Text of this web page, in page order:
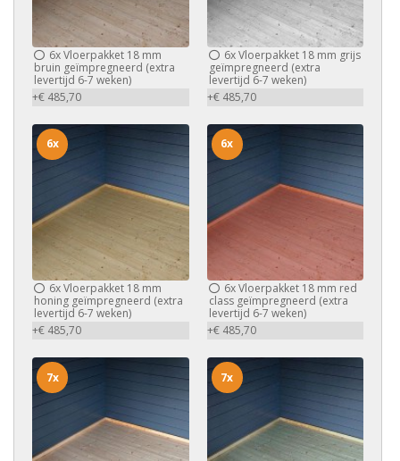
6xVloerpakket 18 mm
bruin geïmpregneerd (extra
levertijd 6-7 weken)
+€ 485,70
6xVloerpakket 18 mm grijs
geïmpregneerd (extra
levertijd 6-7 weken)
+€ 485,70
6xVloerpakket 18 mm
honing geïmpregneerd (extra
levertijd 6-7 weken)
+€ 485,70
6x
6xVloerpakket 18 mm red
class geïmpregneerd (extra
levertijd 6-7 weken)
+€ 485,70
6x
7x 7x